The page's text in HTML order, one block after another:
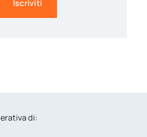
Iscriviti
di: